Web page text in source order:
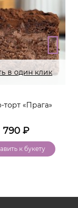
в один клик
торт «Прага»
790₽
к букету